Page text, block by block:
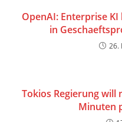
OpenAI: Enterprise
in
26.
Tokios Regierung will
Minuten